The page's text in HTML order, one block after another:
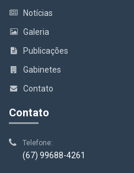
Notícias
Galeria
Publicações
Gabinetes
Contato
Contato
Telefone:
(67) 99688-4261